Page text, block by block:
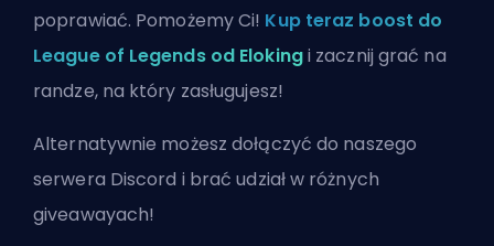
poprawiać. Pomożemy Ci! Kup teraz boost do
League of Legends od Elokingi zacznij grać na
randze, na który zasługujesz!
Alternatywnie możeszdołączyć do naszego
serwera Discord i brać udział w różnych
giveawayach!